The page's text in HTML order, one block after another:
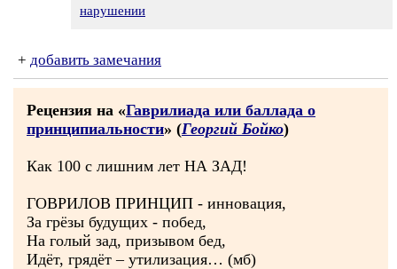
нарушении
+ добавить замечания
Рецензия на «Гаврилиада или баллада о
принципиальности» (Георгий Бойко)
Как 100 с лишним лет НА ЗАД!
ГОВРИЛОВ ПРИНЦИП - инновация,
За грёзы будущих - побед,
На голый зад, призывом бед,
Идёт, грядёт – утилизация… (мб)